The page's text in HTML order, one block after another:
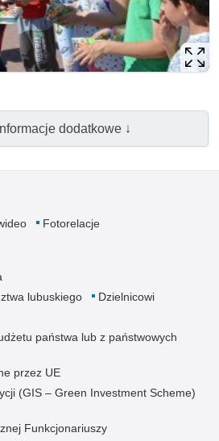
dodatkowe ↓
Fotorelacje
lubuskiego
Dzielnicowi
państwa lub z państwowych
przez UE
(GIS – Green Investment Scheme)
Funkcjonariuszy